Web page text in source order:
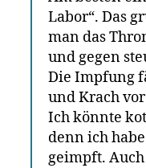
Labor“. Das
man das
und gegen
Die Impfung
und Krach
Ich könnte
denn ich
geimpft.